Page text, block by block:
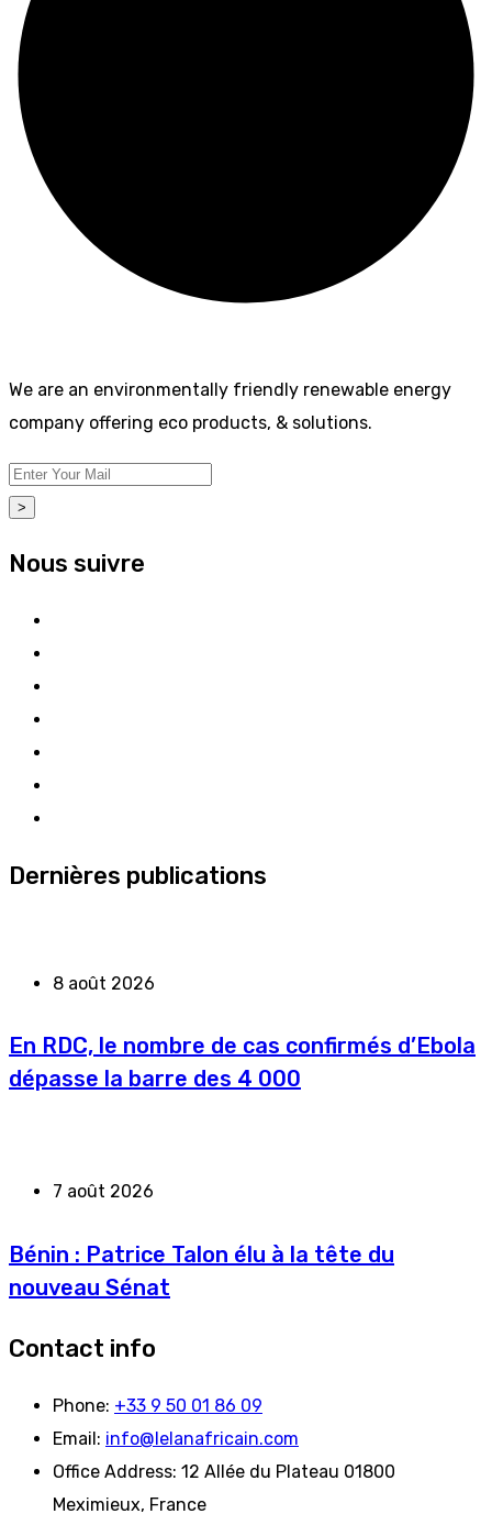
We are an environmentally friendly renewable energy
company offering eco products, & solutions.
>
Nous suivre
Dernières publications
8 août 2026
En RDC, le nombre de cas confirmés d’Ebola
dépasse la barre des 4 000
7 août 2026
Bénin : Patrice Talon élu à la tête du
nouveau Sénat
Contact info
Phone: +33 9 50 01 86 09
Email: info@lelanafricain.com
Office Address: 12 Allée du Plateau 01800
Meximieux, France